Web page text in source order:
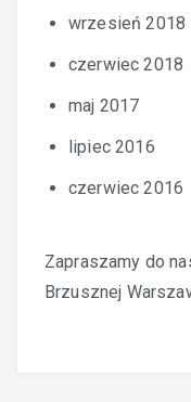
wrzesień 2018
czerwiec 2018
maj 2017
lipiec 2016
czerwiec 2016
Zapraszamy do
Brzusznej